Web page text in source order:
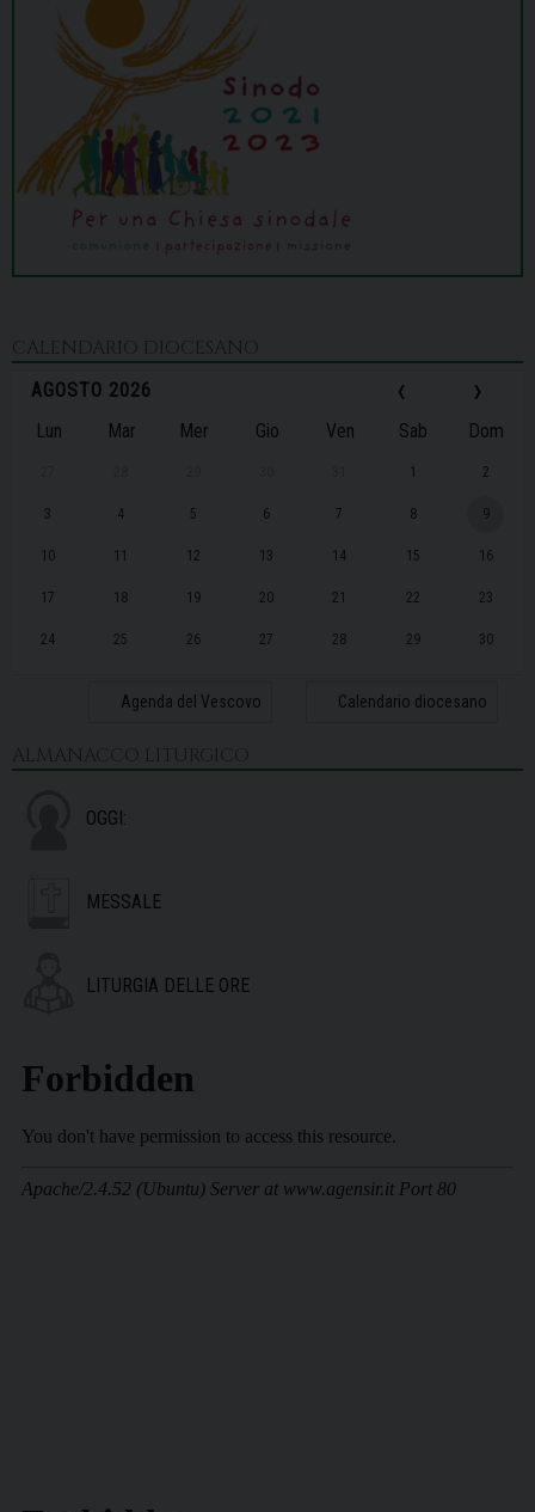
CALENDARIO DIOCESANO
‹
AGOSTO 2026 ›
Lun Mar Mer Gio Ven Sab Dom
1 2
3 4 5 6 7 8 9
10 11 12 13 14 15 16
17 18 19 20 21 22 23
24 25 26 27 28 29 30
Agenda del Vescovo Calendario diocesano
ALMANACCO LITURGICO
OGGI:
MESSALE
LITURGIA DELLE ORE